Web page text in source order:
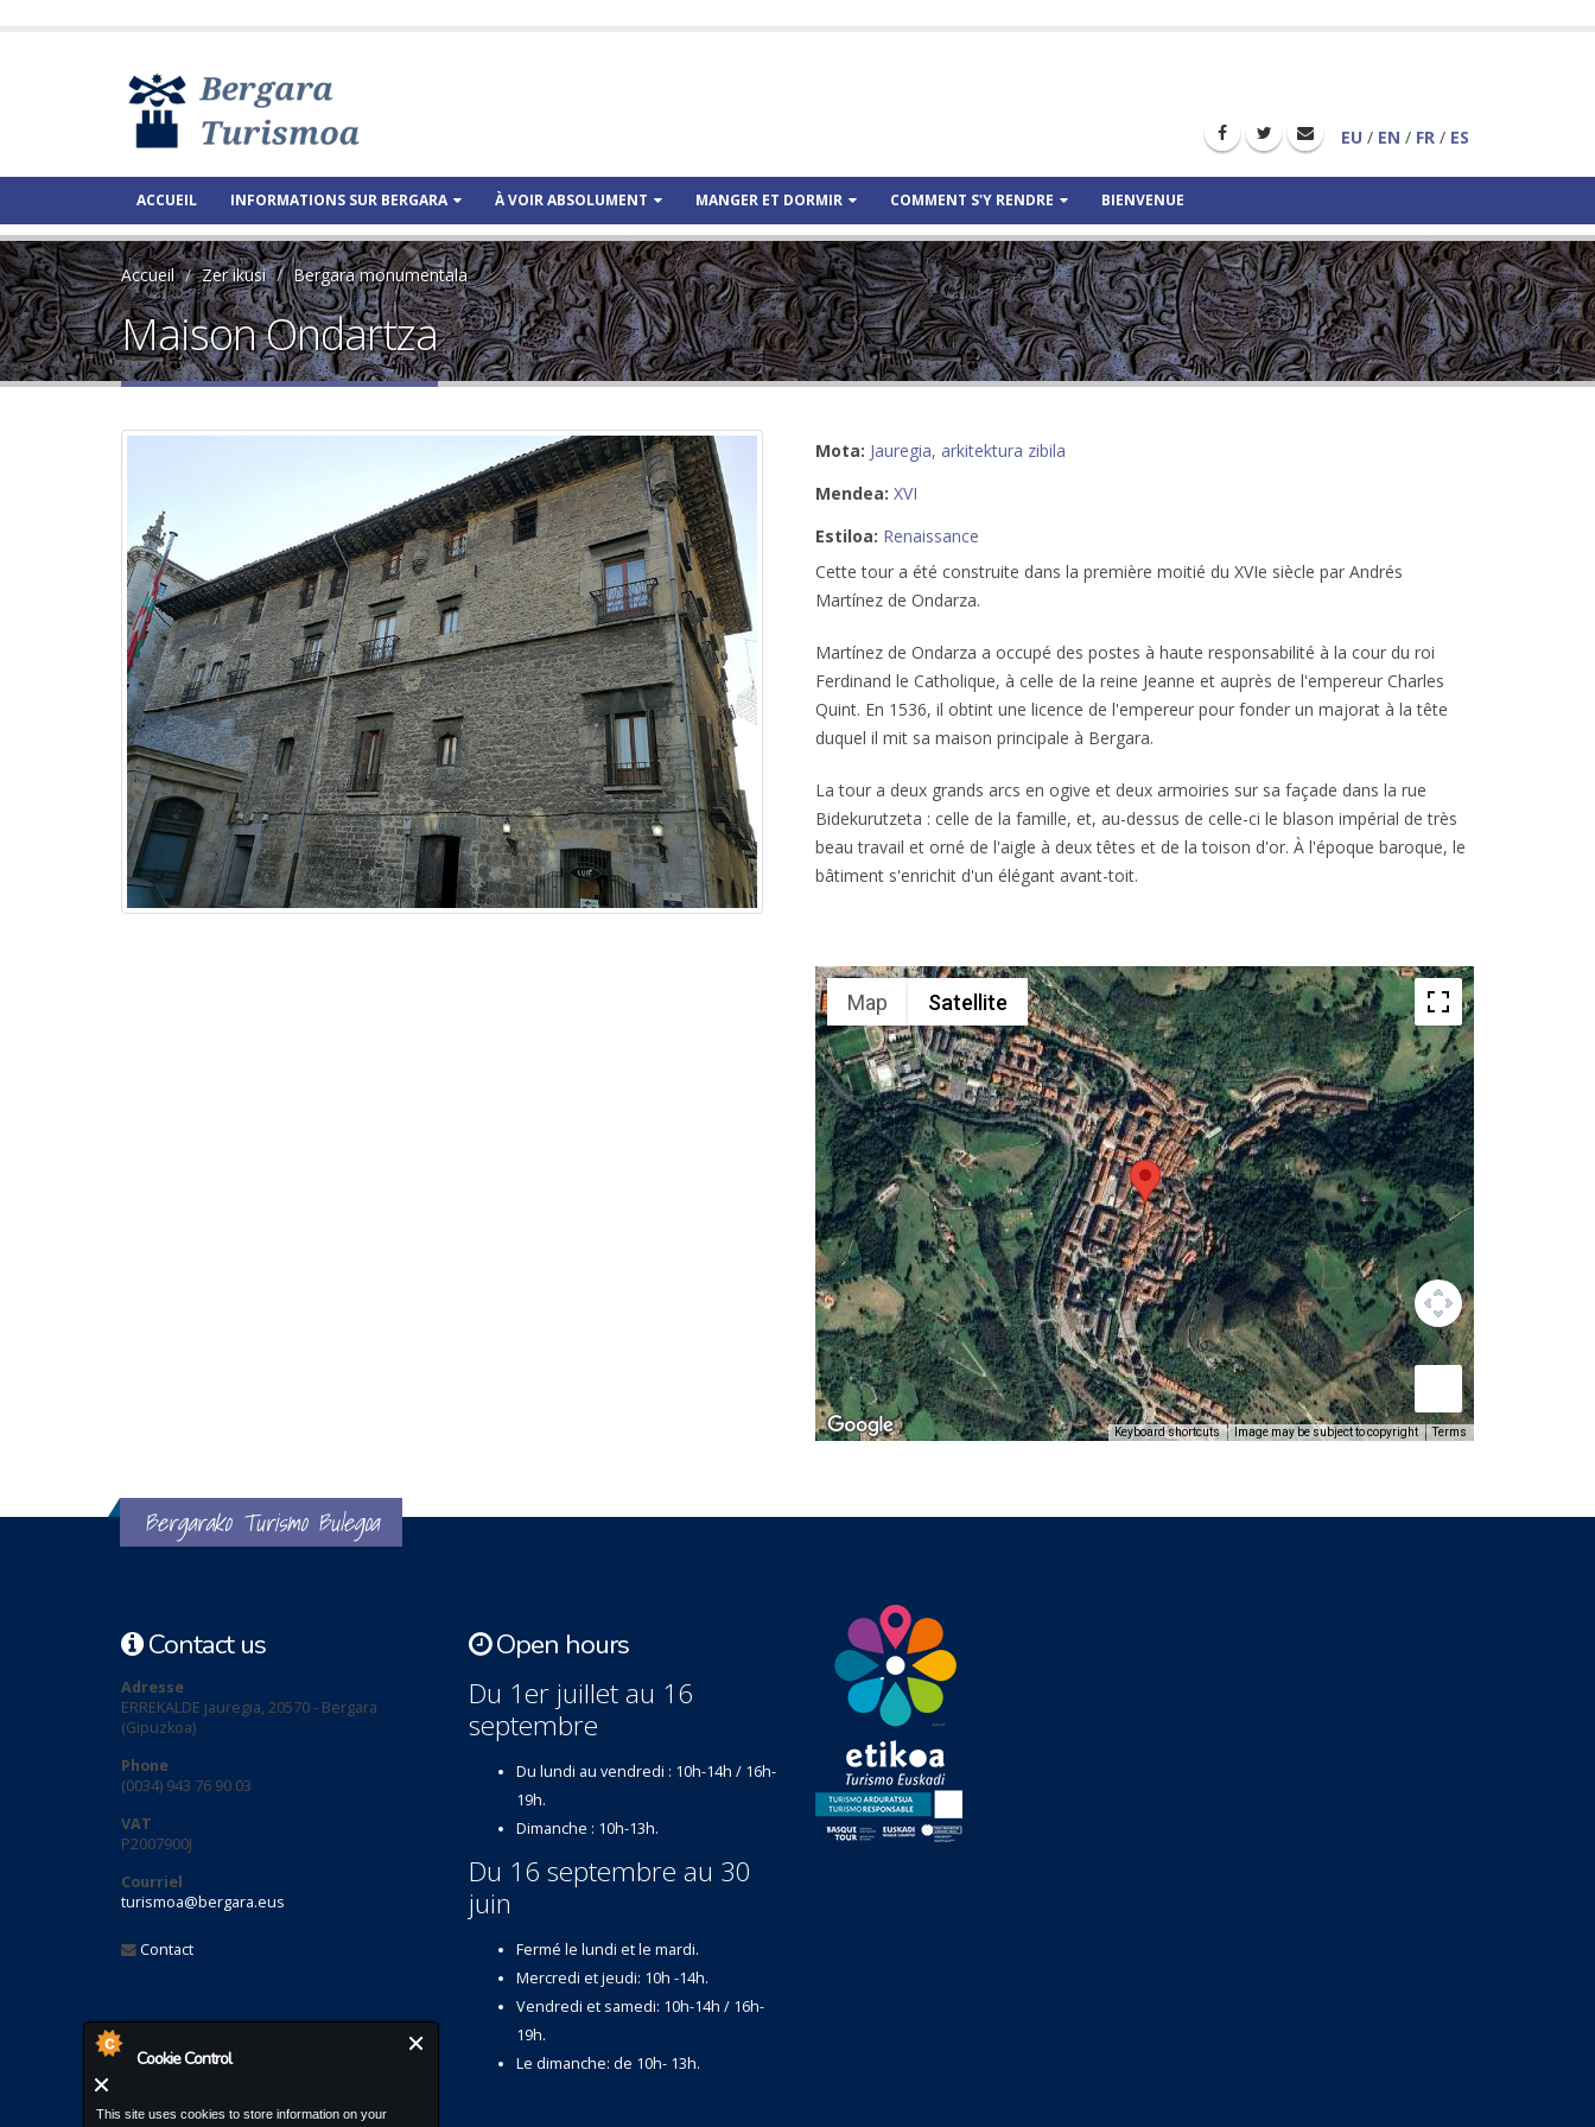
Cookie Control
This site uses cookies to store information on your
EU / EN / FR / ES
ACCUEIL INFORMATIONS SUR BERGARA À VOIR ABSOLUMENT MANGER ET DORMIR COMMENT S'Y RENDRE BIENVENUE
Accueil Zer ikusi Bergara monumentala
Maison Ondartza
Mota: Jauregia, arkitektura zibila
Mendea: XVI
Estiloa: Renaissance
Cette tour a été construite dans la première moitié du XVIe siècle par Andrés
Martínez de Ondarza.
Martínez de Ondarza a occupé des postes à haute responsabilité à la cour du roi
Ferdinand le Catholique, à celle de la reine Jeanne et auprès de l'empereur Charles
Quint. En 1536, il obtint une licence de l'empereur pour fonder un majorat à la tête
duquel il mit sa maison principale à Bergara.
La tour a deux grands arcs en ogive et deux armoiries sur sa façade dans la rue
Bidekurutzeta : celle de la famille, et, au-dessus de celle-ci le blason impérial de très
beau travail et orné de l'aigle à deux têtes et de la toison d'or. À l'époque baroque, le
bâtiment s'enrichit d'un élégant avant-toit.
Map Satellite
Keyboard shortcuts Image may be subject to copyright Terms
Bergarako Turismo Bulegoa
Contact us
Adresse
ERREKALDE jauregia, 20570 - Bergara
(Gipuzkoa)
Phone
(0034) 943 76 90 03
VAT
P2007900J
Courriel
turismoa@bergara.eus
Contact
Open hours
Du 1er juillet au 16
septembre
Du lundi au vendredi : 10h-14h / 16h-
19h.
Dimanche : 10h-13h.
Du 16 septembre au 30
juin
Fermé le lundi et le mardi.
Mercredi et jeudi: 10h -14h.
Vendredi et samedi: 10h-14h / 16h-
19h.
Le dimanche: de 10h- 13h.